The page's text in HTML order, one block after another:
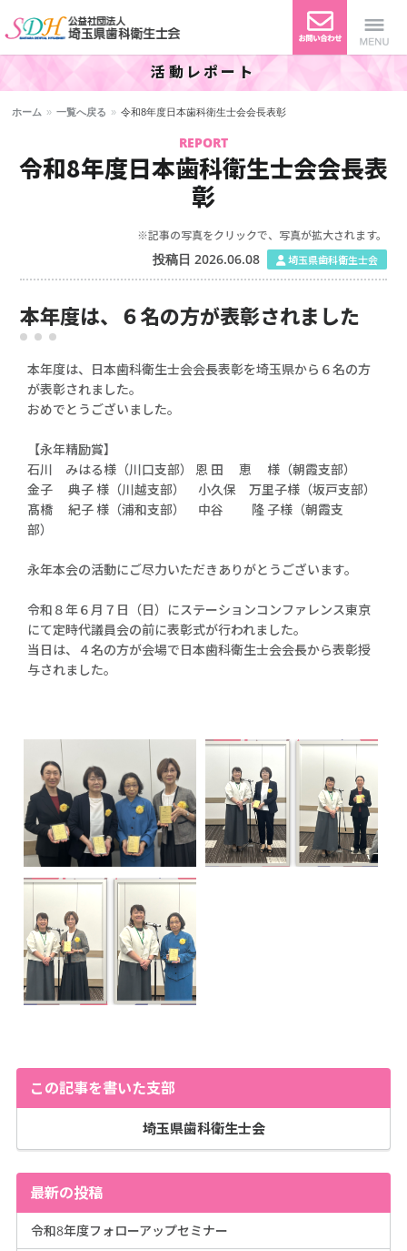
公益社団法人 埼玉県歯科衛生 Menu
活動レポート
ホーム » 一覧へ戻る » 令和8年度日本歯科衛生士会会長表彰
REPORT
令和8年度日本歯科衛生士会会長表
彰
※記事の写真をクリックで、写真が拡大されます。
埼玉県歯科衛生士会
投稿日 2026.06.08
本年度は、６名の方が表彰されました
本年度は、日本歯科衛生士会会長表彰を埼玉県から６名の方
が表彰されました。
おめでとうございました。
【永年精励賞】
石川 みはる様（川口支部） 恩 田 恵 様（朝霞支部）
金子 典子 様（川越支部） 小久保 万里子様（坂戸支部）
髙橋 紀子 様（浦和支部） 中谷 隆 子様（朝霞支
部）
永年本会の活動にご尽力いただきありがとうございます。
令和８年６月７日（日）にステーションコンファレンス東京
にて定時代議員会の前に表彰式が行われました。
当日は、４名の方が会場で日本歯科衛生士会会長から表彰授
与されました。
この記事を書いた支部
埼玉県歯科衛生士会
最新の投稿
令和8年度フォローアップセミナー